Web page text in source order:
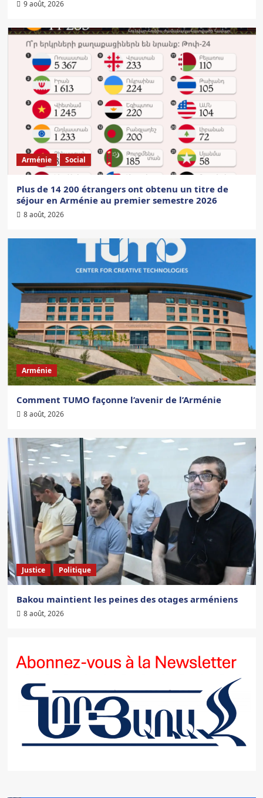
9 août, 2026
Arménie Social
Plus de 14 200 étrangers ont obtenu un titre de
séjour en Arménie au premier semestre 2026
8 août, 2026
Arménie
Comment TUMO façonne l’avenir de l’Arménie
8 août, 2026
Justice Politique
Bakou maintient les peines des otages arméniens
8 août, 2026